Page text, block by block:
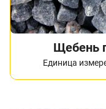
Щебень
Единица